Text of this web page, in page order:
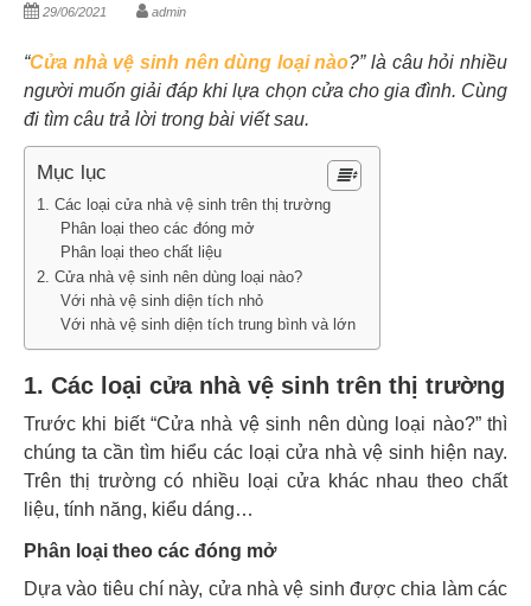
29/06/2021 admin
“Cửa nhà vệ sinh nên dùng loại nào?” là câu hỏi nhiều
người muốn giải đáp khi lựa chọn cửa cho gia đình. Cùng
đi tìm câu trả lời trong bài viết sau.
Mục lục
1. Các loại cửa nhà vệ sinh trên thị trường
Phân loại theo các đóng mở
Phân loại theo chất liệu
2. Cửa nhà vệ sinh nên dùng loại nào?
Với nhà vệ sinh diện tích nhỏ
Với nhà vệ sinh diện tích trung bình và lớn
1. Các loại cửa nhà vệ sinh trên thị trường
Trước khi biết “Cửa nhà vệ sinh nên dùng loại nào?” thì
chúng ta cần tìm hiểu các loại cửa nhà vệ sinh hiện nay.
Trên thị trường có nhiều loại cửa khác nhau theo chất
liệu, tính năng, kiểu dáng…
Phân loại theo các đóng mở
Dựa vào tiêu chí này, cửa nhà vệ sinh được chia làm các